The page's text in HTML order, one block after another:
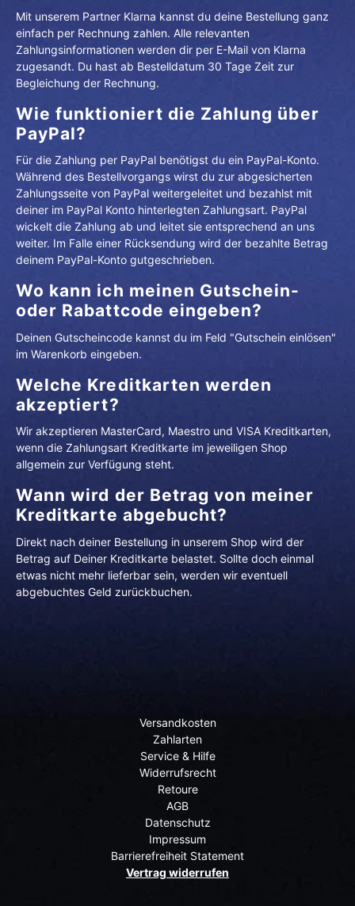
Mit unserem Partner Klarna kannst du deine Bestellung ganz
einfach per Rechnung zahlen. Alle relevanten
Zahlungsinformationen werden dir per E-Mail von Klarna
zugesandt. Du hast ab Bestelldatum 30 Tage Zeit zur
Begleichung der Rechnung.
Wie funktioniert die Zahlung über
PayPal?
Für die Zahlung per PayPal benötigst du ein PayPal-Konto.
Während des Bestellvorgangs wirst du zur abgesicherten
Zahlungsseite von PayPal weitergeleitet und bezahlst mit
deiner im PayPal Konto hinterlegten Zahlungsart. PayPal
wickelt die Zahlung ab und leitet sie entsprechend an uns
weiter. Im Falle einer Rücksendung wird der bezahlte Betrag
deinem PayPal-Konto gutgeschrieben.
Wo kann ich meinen Gutschein-
oder Rabattcode eingeben?
Deinen Gutscheincode kannst du im Feld "Gutschein einlösen"
im Warenkorb eingeben.
Welche Kreditkarten werden
akzeptiert?
Wir akzeptieren MasterCard, Maestro und VISA Kreditkarten,
wenn die Zahlungsart Kreditkarte im jeweiligen Shop
allgemein zur Verfügung steht.
Wann wird der Betrag von meiner
Kreditkarte abgebucht?
Direkt nach deiner Bestellung in unserem Shop wird der
Betrag auf Deiner Kreditkarte belastet. Sollte doch einmal
etwas nicht mehr lieferbar sein, werden wir eventuell
abgebuchtes Geld zurückbuchen.
Versandkosten
Zahlarten
Service & Hilfe
Widerrufsrecht
Retoure
AGB
Datenschutz
Impressum
Barrierefreiheit Statement
Vertrag widerrufen